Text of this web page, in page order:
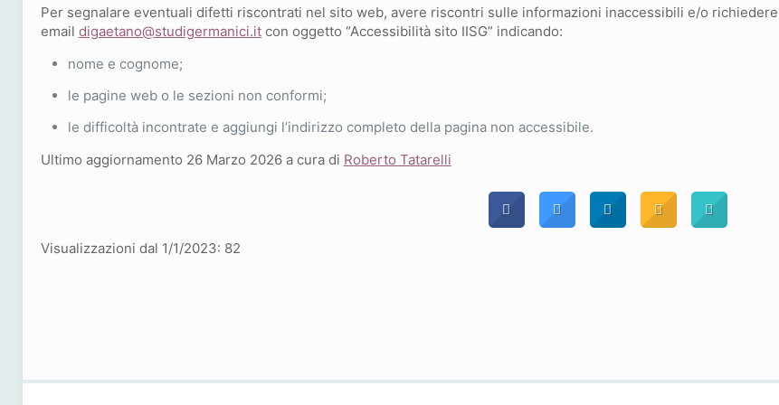
Per segnalare eventuali difetti riscontrati nel sito web, avere riscontri sulle informazioni inaccessibili e/o
email digaetano@studigermanici.itcon oggetto “Accessibilità sito IISG” indicando:
nome e cognome;
le pagine web o le sezioni non conformi;
le difficoltà incontrate e aggiungi l’indirizzo completo della pagina non accessibile.
Ultimo aggiornamento 26 Marzo 2026 a cura di Roberto Tatarelli
Visualizzazioni dal 1/1/2023: 82